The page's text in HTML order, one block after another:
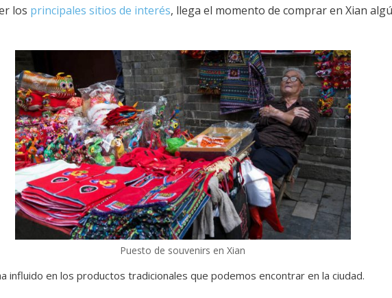
los principales sitios de interés, llega el momento de comprar en Xian
Puesto de souvenirs en Xian
influido en los productos tradicionales que podemos encontrar en la ciudad.